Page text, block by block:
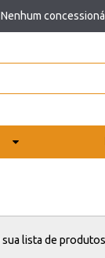
Nenhum
sua lista de